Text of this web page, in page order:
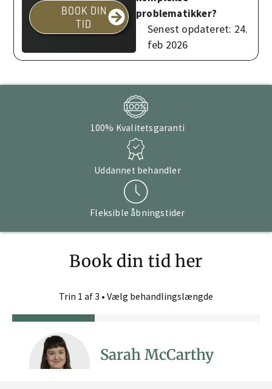
BOOK DIN
TID
problematikker?
Senest opdateret: 24.
feb 2026
100% Kvalitetsgaranti
Uddannet behandler
Fleksible åbningstider
Book din tid her